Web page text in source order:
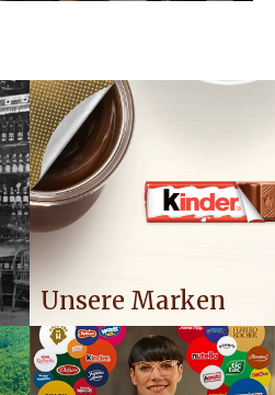
Unsere Marken